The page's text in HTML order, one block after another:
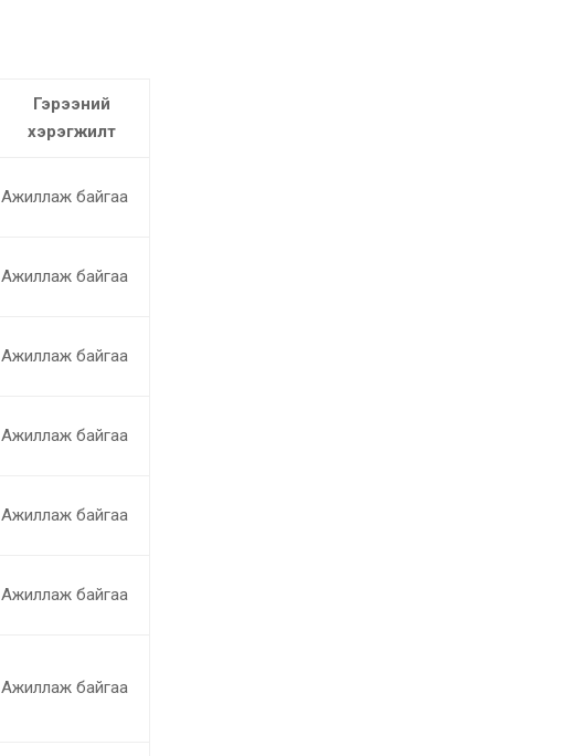
Гэрээний
хэрэгжилт
Ажиллаж байгаа
Ажиллаж байгаа
Ажиллаж байгаа
Ажиллаж байгаа
Ажиллаж байгаа
Ажиллаж байгаа
Ажиллаж байгаа